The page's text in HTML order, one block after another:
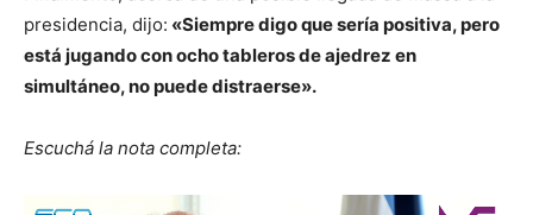
presidencia, dijo: «Siempre digo que sería positiva, pero
está jugando con ocho tableros de ajedrez en
simultáneo, no puede distraerse».
Escuchá la nota completa: